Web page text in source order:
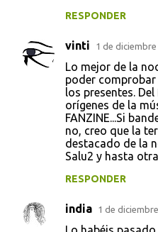
RESPONDER
vinti 1 de diciembre
Lo mejor de la
poder
los presentes.
orígenes de la
FANZINE...Si
no, creo que la
destacado de la
Salu2 y hasta
RESPONDER
india 1 de